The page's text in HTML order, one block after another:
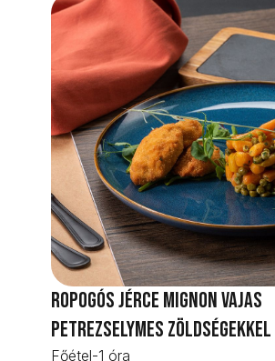
Ropogós jérce mignon vajas
petrezselymes zöldségekkel
Főétel-1 óra